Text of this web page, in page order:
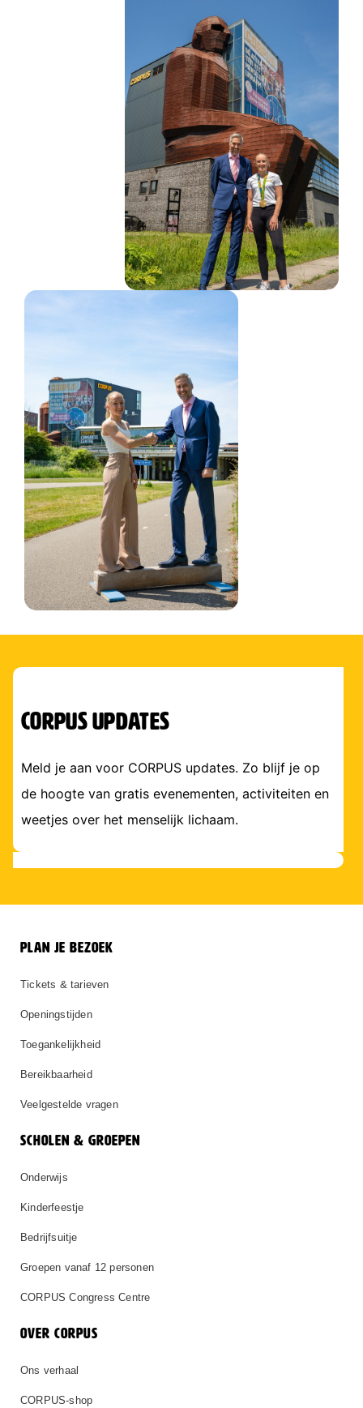
corpus updates
Meld je aan voor CORPUS updates. Zo blijf je op
de hoogte van gratis evenementen, activiteiten en
weetjes over het menselijk lichaam.
PLAN JE BEZOEK
Tickets & tarieven
Openingstijden
Toegankelijkheid
Bereikbaarheid
Veelgestelde vragen
SCHOLEN & GROEPEN
Onderwijs
Kinderfeestje
Bedrijfsuitje
Groepen vanaf 12 personen
CORPUS Congress Centre
OVER CORPUS
Ons verhaal
CORPUS-shop